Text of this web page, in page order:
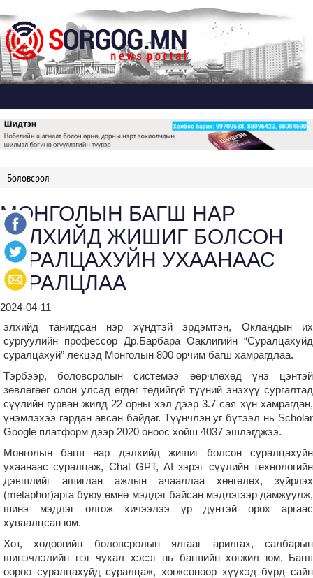
Боловсрол
МОНГОЛЫН БАГШ НАР
ДЭЛХИЙД ЖИШИГ БОЛСОН
СУРАЛЦАХУЙН УХААНААС
СУРАЛЦЛАА
2024-04-11
элхийд танигдсан нэр хүндтэй эрдэмтэн, Окландын их
сургуулийн профессор Др.Барбара Оаклигийн “Суралцахуйд
суралцахуй” лекцэд Монголын 800 орчим багш хамрагдлаа.
Тэрбээр, боловсролын системээ өөрчлөхөд үнэ цэнтэй
зөвлөгөөг олон улсад өгдөг төдийгүй түүний энэхүү сургалтад
сүүлийн гурван жилд 22 орны хэл дээр 3.7 сая хүн хамрагдан,
үнэмлэхээ гардан авсан байдаг. Түүнчлэн уг бүтээл нь Scholar
Google платформ дээр 2020 оноос хойш 4037 эшлэгджээ.
Монголын багш нар дэлхийд жишиг болсон суралцахуйн
ухаанаас суралцаж, Chat GPT, AI зэрэг сүүлийн технологийн
дэвшлийг ашиглан ажлын ачааллаа хөнгөлөх, зүйрлэх
(metaphor)арга буюу өмнө мэддэг байсан мэдлэгээр дамжуулж,
шинэ мэдлэг олгож хичээлээ үр дүнтэй орох аргаас
хуваалцсан юм.
Хот, хөдөөгийн боловсролын ялгааг арилгах, салбарын
шинэчлэлийн нэг чухал хэсэг нь багшийн хөгжил юм. Багш
өөрөө суралцахуйд суралцаж, хөгжсөнөөр хүүхэд бүрд сайн